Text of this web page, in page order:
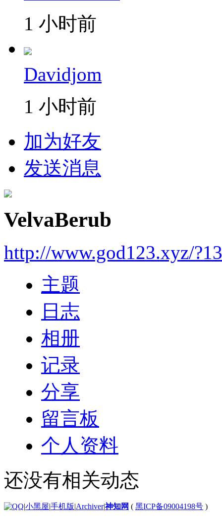
1 小时前
Davidjom
1 小时前
加为好友
发送消息
VelvaBerub
http://www.god123.xyz/
主题
日志
相册
记录
分享
留言板
个人资料
还没有相关动态
|小黑屋|手机版|Archiver|神知网 ( 黑ICP备09004198号 )